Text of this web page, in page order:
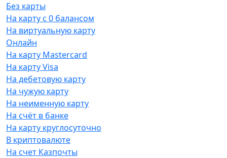
Без карты
На карту с 0 балансом
На виртуальную карту
Онлайн
На карту Mastercard
На карту Visa
На дебетовую карту
На чужую карту
На неименную карту
На счёт в банке
На карту круглосуточно
В криптовалюте
На счет Казпочты